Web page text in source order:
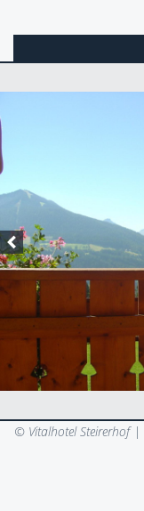
© Vitalhotel Steirerhof |